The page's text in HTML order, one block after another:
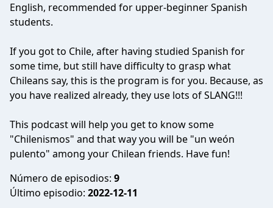
English, recommended for upper-beginner Spanish
students.
If you got to Chile, after having studied Spanish for
some time, but still have difficulty to grasp what
Chileans say, this is the program is for you. Because, as
you have realized already, they use lots of SLANG!!!
This podcast will help you get to know some
"Chilenismos" and that way you will be "un weón
pulento" among your Chilean friends. Have fun!
Número de episodios: 9
Último episodio: 2022-12-11